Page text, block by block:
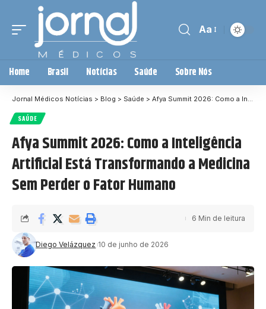
Aa
Home Brasil Notícias Saúde Sobre Nós
Jornal Médicos Notícias > Blog > Saúde > Afya Summit 2026: Como a Inteligência Artificial Está Transformando a Medicina Sem Perder o Fator Humano
SAÚDE
Afya Summit 2026: Como a Inteligência
Artificial Está Transformando a Medicina
Sem Perder o Fator Humano
Diego Velázquez 10 de junho de 2026
6 Min de leitura